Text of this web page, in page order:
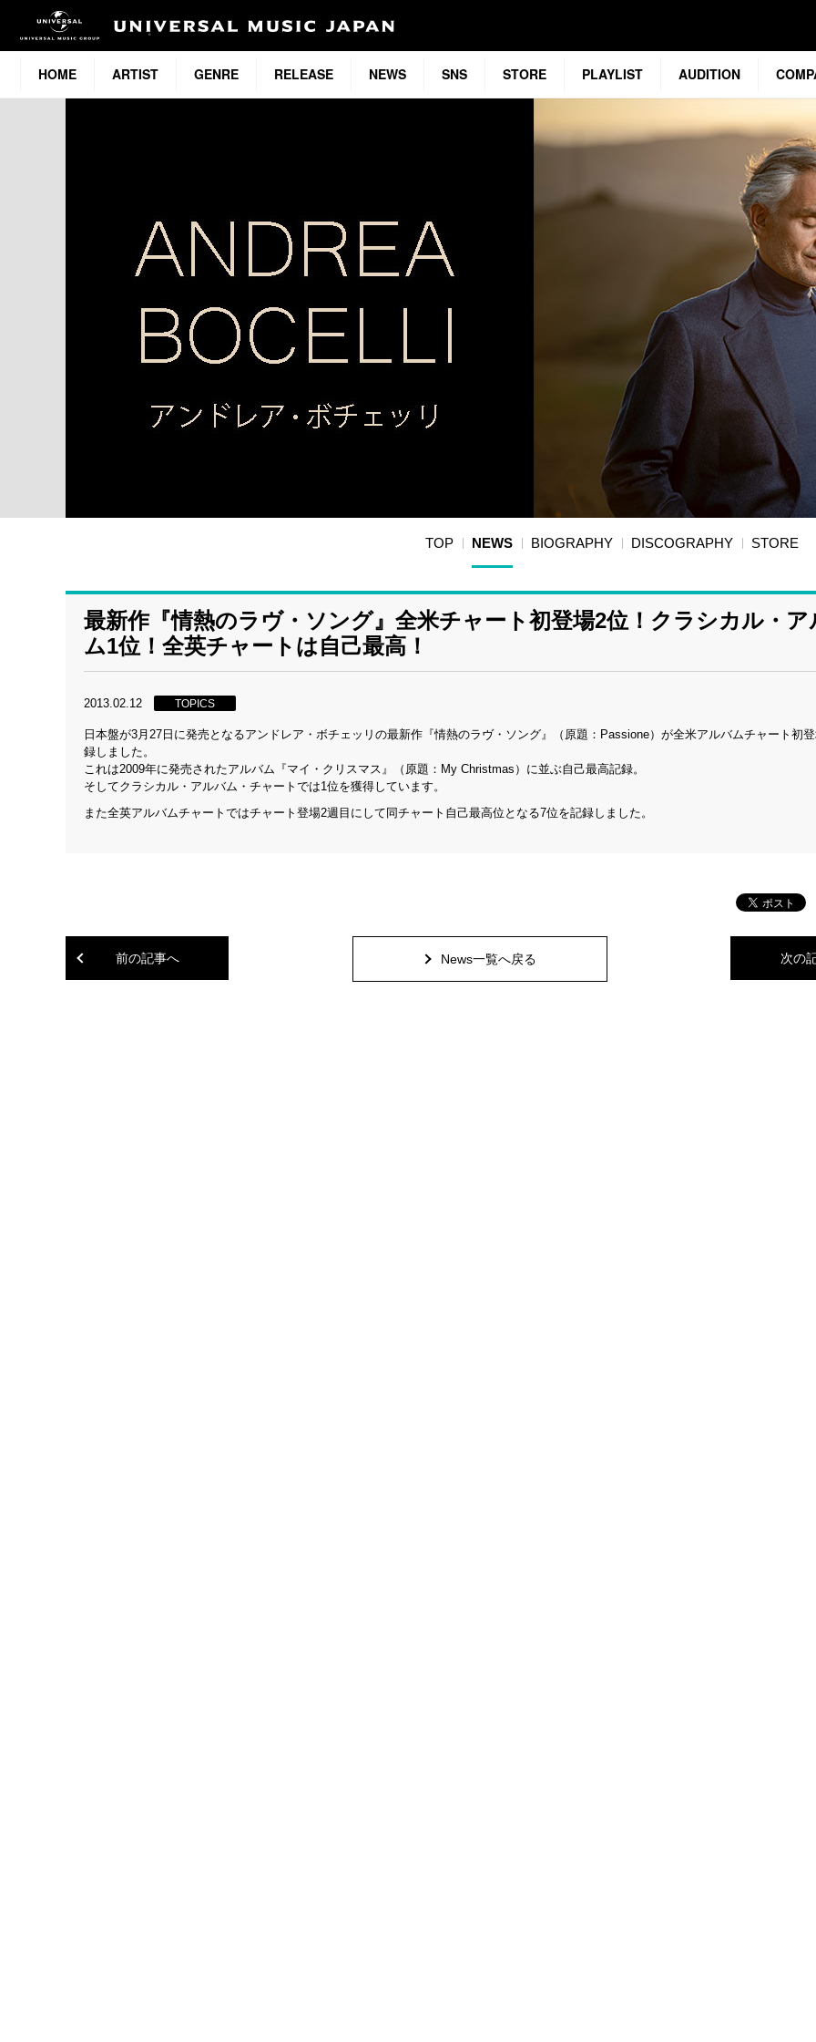
HOME ARTIST GENRE RELEASE NEWS SNS STORE PLAYLIST AUDITION
TOP NEWS BIOGRAPHY DISCOGRAPHY STORE
最新作『情熱のラヴ・ソング』全米チャート初登場2位！クラシカル・ア
ム1位！全英チャートは自己最高！
2013.02.12 TOPICS
日本盤が3月27日に発売となるアンドレア・ボチェッリの最新作『情熱のラヴ・ソング』（原題：Passione）が全米アルバムチャート初
録しました。
これは2009年に発売されたアルバム『マイ・クリスマス』（原題：My Christmas）に並ぶ自己最高記録。
そしてクラシカル・アルバム・チャートでは1位を獲得しています。
また全英アルバムチャートではチャート登場2週目にして同チャート自己最高位となる7位を記録しました。
前の記事へ 次の
News一覧へ戻る